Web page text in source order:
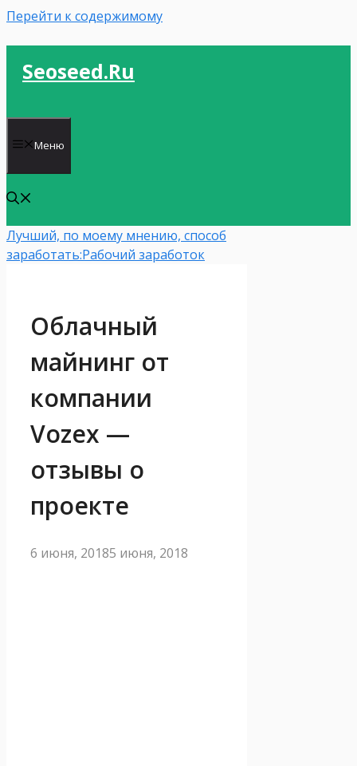
Перейти к содержимому
Seoseed.ru
Меню
Лучший, по моему мнению, способ
заработать:Рабочий заработок
Облачный
майнинг от
компании
Vozex —
отзывы о
проекте
6 июня, 20185 июня, 2018